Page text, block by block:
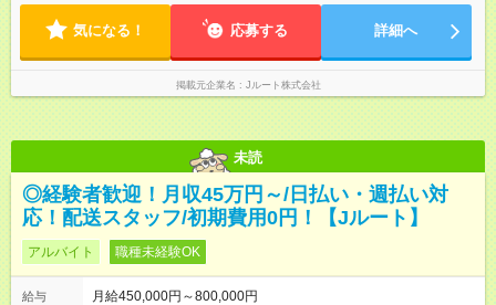
気になる！ 応募する 詳細へ
掲載元企業名 Jルート株式会社
未読
◎経験者歓迎！月収45万円～/日払い・週払い対
応！配送スタッフ/初期費用0円！【Jルート】
アルバイト 職種未経験OK
給与
月給450,000円～800,000円